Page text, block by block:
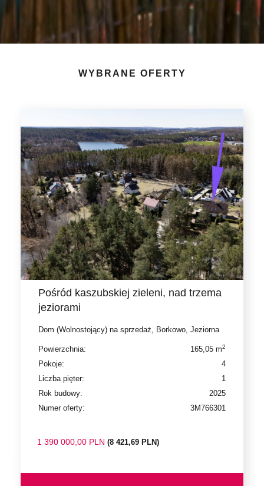
WYBRANE OFERTY
Pośród kaszubskiej zieleni, nad trzema
jeziorami
Dom (Wolnostojący) na sprzedaż, Borkowo, Jeziorna
Powierzchnia: 165,05 m2
Pokoje:
4
Liczba pięter:
1
Rok budowy:
2025
Numer oferty:
3M766301
1 390 000,00 PLN (8 421,69 PLN)